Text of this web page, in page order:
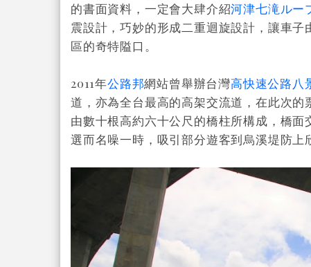
的書面資料，一定會大肆介紹河津七滝ルー
震設計，巧妙的形成二重迴旋設計，讓車
區的奇特隘口 。
2011年公路邦網站曾舉辦台灣高快速公路八
道，亦為全台最高的高架交流道，在此次的
由數十根高約六十公尺的橋柱所構成，橋
選而名噪一時，吸引部分遊客到烏溪堤防上